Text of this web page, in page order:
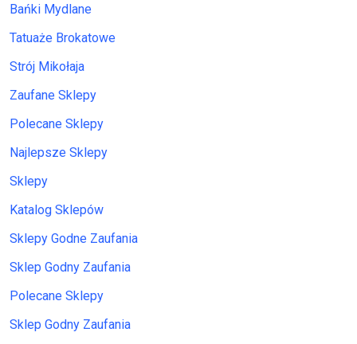
Bańki Mydlane
Tatuaże Brokatowe
Strój Mikołaja
Zaufane Sklepy
Polecane Sklepy
Najlepsze Sklepy
Sklepy
Katalog Sklepów
Sklepy Godne Zaufania
Sklep Godny Zaufania
Polecane Sklepy
Sklep Godny Zaufania